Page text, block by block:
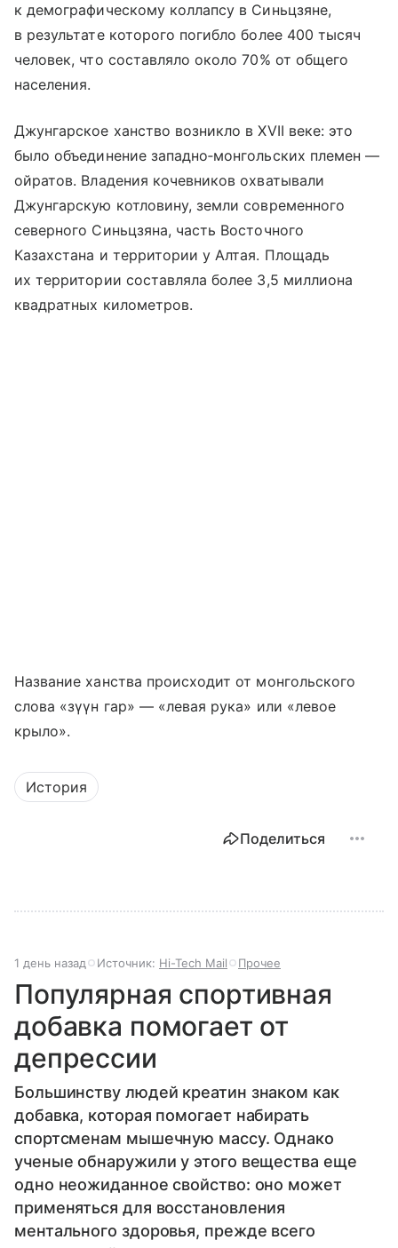
к демографическому коллапсу в Синьцзяне,
в результате которого погибло более 400 тысяч
человек, что составляло около 70% от общего
населения.
Джунгарское ханство возникло в XVII веке: это
было объединение западно‑монгольских племен —
ойратов. Владения кочевников охватывали
Джунгарскую котловину, земли современного
северного Синьцзяна, часть Восточного
Казахстана и территории у Алтая. Площадь
их территории составляла более 3,5 миллиона
квадратных километров.
Название ханства происходит от монгольского
слова «зүүн гар» — «левая рука» или «левое
крыло».
История
Поделиться
1 день назад Источник: Hi-Tech Mail Прочее
Популярная спортивная
добавка помогает от
депрессии
Большинству людей креатин знаком как
добавка, которая помогает набирать
спортсменам мышечную массу. Однако
ученые обнаружили у этого вещества еще
одно неожиданное свойство: оно может
применяться для восстановления
ментального здоровья, прежде всего